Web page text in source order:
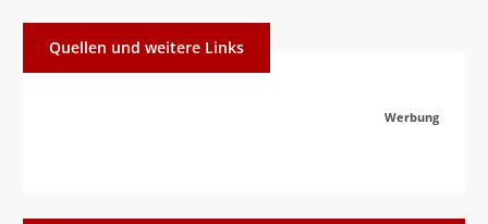
Quellen und weitere Links
Werbung